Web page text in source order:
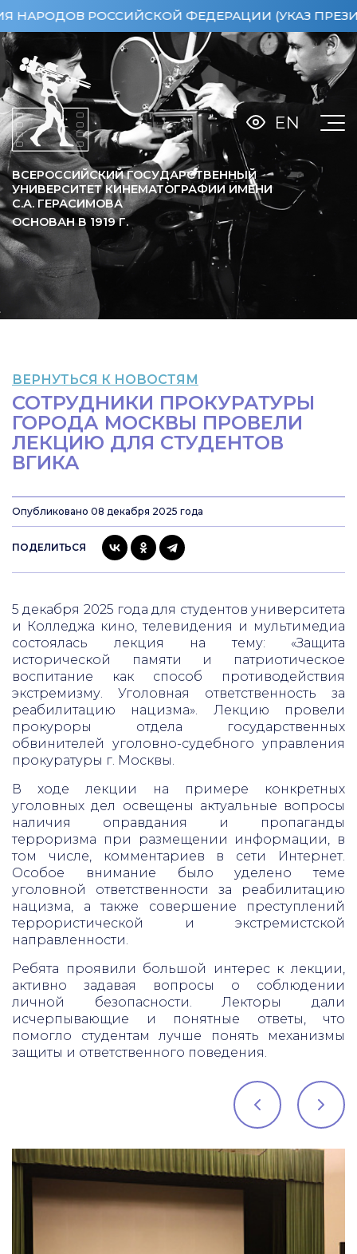
РОССИЙСКОЙ ФЕДЕРАЦИИ (УКАЗ
ВСЕРОССИЙСКИЙ ГОСУДАРСТВЕННЫЙ
УНИВЕРСИТЕТ КИНЕМАТОГРАФИИ ИМЕНИ
С.А. ГЕРАСИМОВА
ОСНОВАН В 1919Г.
EN
ВЕРНУТЬСЯ К НОВОСТЯМ
СОТРУДНИКИ ПРОКУРАТУРЫ
ГОРОДА МОСКВЫ ПРОВЕЛИ
ЛЕКЦИЮ ДЛЯ СТУДЕНТОВ
ВГИКА
Опубликовано 08 декабря 2025 года
ПОДЕЛИТЬСЯ
5 декабря 2025 года для студентов университета
и Колледжа кино, телевидения и мультимедиа
состоялась лекция на тему: «Защита
исторической памяти и патриотическое
воспитание как способ противодействия
экстремизму. Уголовная ответственность за
реабилитацию нацизма». Лекцию провели
прокуроры отдела государственных
обвинителей уголовно-судебного управления
прокуратуры г. Москвы.
В ходе лекции на примере конкретных
уголовных дел освещены актуальные вопросы
наличия оправдания и пропаганды
терроризма при размещении информации, в
том числе, комментариев в сети Интернет.
Особое внимание было уделено теме
уголовной ответственности за реабилитацию
нацизма, а также совершение преступлений
террористической и экстремистской
направленности.
Ребята проявили большой интерес к лекции,
активно задавая вопросы о соблюдении
личной безопасности. Лекторы дали
исчерпывающие и понятные ответы, что
помогло студентам лучше понять механизмы
защиты и ответственного поведения.